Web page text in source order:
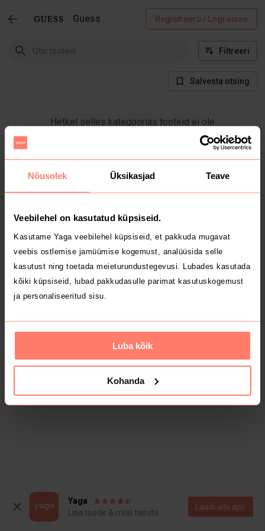
Nõusolek Üksikasjad Teave
Veebilehel on kasutatud küpsiseid.
Kasutame Yaga veebilehel küpsiseid, et pakkuda mugavat
veebis ostlemise jamüümise kogemust, analüüsida selle
kasutust ning toetada meieturundustegevusi. Lubades kasutada
kõiki küpsiseid, lubad pakkudasulle parimat kasutuskogemust
ja personaliseeritud sisu.
Luba kõik
Kohanda
Guess Registreeru / Logi sisse
Filtreeri
Salvesta otsing
Hetkel selles kategoorias tooteid ei ole
Yaga
Lisa toode & müü tasuta
Laadi alla äpp